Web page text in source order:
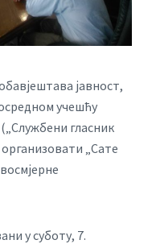
јавност,
учешћу
гласник
„Сатe
у суботу, 7.